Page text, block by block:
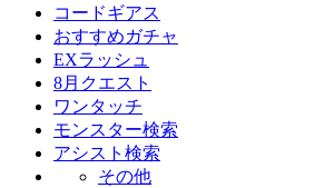
コードギアス
おすすめガチャ
EXラッシュ
8月クエスト
ワンタッチ
モンスター検索
アシスト検索
その他